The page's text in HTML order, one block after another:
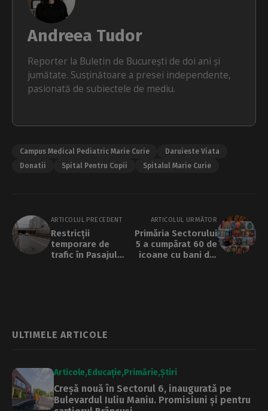
Andreea Tudor
Reporter la Buletin de București de doi ani și
jumătate. Susținătoare a presei independente,
pasionată de subiectele de mediu.
Campus Medical Pediatric Marie Curie
Daruieste Viata
Donatii
Spital Pentru Copii Spitalul Marie Curie
ARTICOLUL PRECEDENT
Restricții
temporare de
trafic în Pasajul
ARTICOLUL URMĂTOR
Primăria Sectorului
5 a cumpărat 60 de
icoane cu bani din
ULTIMELE ARTICOLE
Articole Educație Primărie Știri
Creșă nouă în Sectorul 6, inaugurată pe
Bulevardul Iuliu Maniu. Promisiuni și pentru